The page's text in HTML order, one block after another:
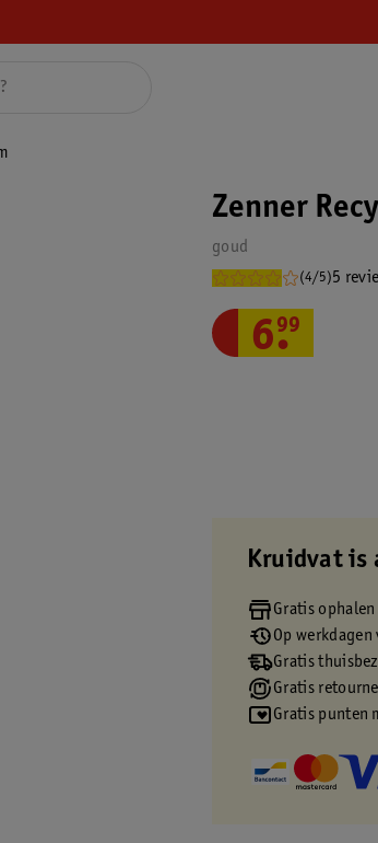
Zenner
goud
(4/5)5
6.
99
Kruidvat is
Gratis
Op
Gratis
Gratis
Gratis punten